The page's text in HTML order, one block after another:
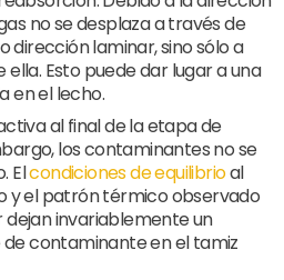
no se desplaza a través de
dirección laminar, sino sólo a
Esto puede dar lugar a una
en el lecho.
al final de la etapa de
los contaminantes no se
Elcondiciones de equilibrioal
y el patrón térmico observado
invariablemente un
contaminante en el tamiz